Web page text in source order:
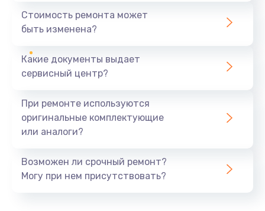
650 руб.
Восстановление ОС
Настройка программ
Заказать
Стоимость ремонта может
быть изменена?
Какие документы выдает
сервисный центр?
При ремонте используются
оригинальные комплектующие
или аналоги?
Возможен ли срочный ремонт?
Могу при нем присутствовать?